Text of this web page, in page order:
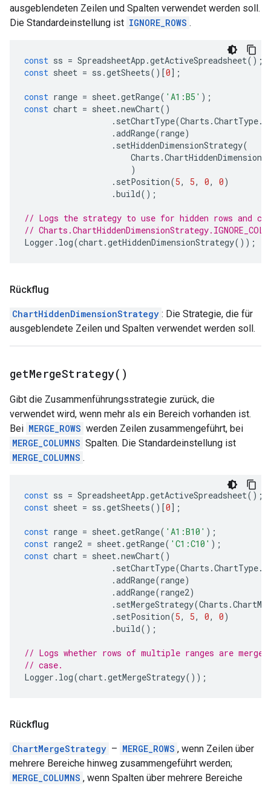
ausgeblendeten Zeilen und Spalten verwendet werden soll.
Die Standardeinstellung ist IGNORE_ROWS .
const ss = SpreadsheetApp .getActiveSpreadsheet();
const sheet = ss .getSheets()[0];
const range = sheet.getRange( 'A1:B5' );
const chart = sheet.newChart()
. setChartType(Charts .ChartType.
.addRange(range)
. setHiddenDimensionStrategy(
Charts .
)
. setPosition(5, 5, 0, 0)
.build();
// Logs the strategy to use for hidden rows and
//
Logger . log(chart.getHiddenDimensionStrategy());
Rückflug
ChartHiddenDimensionStrategy : Die Strategie, die für
ausgeblendete Zeilen und Spalten verwendet werden soll.
getMergeStrategy( )
Gibt die Zusammenführungsstrategie zurück, die
verwendet wird, wenn mehr als ein Bereich vorhanden ist.
Bei MERGE_ROWS werden Zeilen zusammengeführt, bei
MERGE_COLUMNS Spalten. Die Standardeinstellung ist
MERGE_COLUMNS .
const ss = SpreadsheetApp .getActiveSpreadsheet();
const sheet = ss .getSheets()[0];
const range = sheet.getRange( 'A1:B10' );
const range2 = sheet.getRange( 'C1:C10' );
const chart = sheet.newChart()
. setChartType(Charts .ChartType.
.addRange(range)
.addRange(range2)
. setMergeStrategy(Charts .
. setPosition(5, 5, 0, 0)
.build();
// Logs whether rows of multiple ranges are merged,
// case.
Logger . log(chart.getMergeStrategy());
Rückflug
ChartMergeStrategy – MERGE_ROWS , wenn Zeilen über
mehrere Bereiche hinweg zusammengeführt werden;
MERGE_COLUMNS , wenn Spalten über mehrere Bereiche